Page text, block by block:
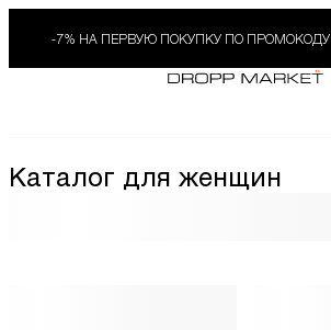
-7% НА ПЕРВУЮ ПОКУПКУ ПО ПРОМОКОДУ
Каталог для женщин